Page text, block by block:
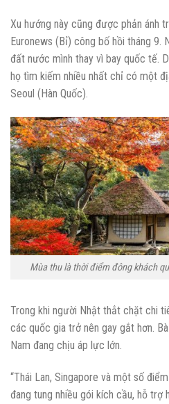
Xu hướng này cũng được phản ánh
Euronews (Bỉ) công bố hồi tháng 9.
đất nước mình thay vì bay quốc tế.
họ tìm kiếm nhiều nhất chỉ có một
Seoul (Hàn Quốc).
Mùa thu là thời điểm đông khách
Trong khi người Nhật thắt chặt chi
các quốc gia trở nên gay gắt hơn.
Nam đang chịu áp lực lớn.
“Thái Lan, Singapore và một số
đang tung nhiều gói kích cầu, hỗ trợ